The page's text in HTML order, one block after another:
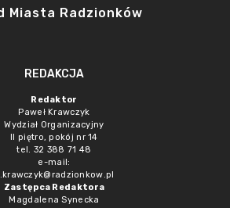
Miasta Radzionków
REDAKCJA
Redaktor
Paweł Krawczyk
Wydział Organizacyjny
II piętro, pokój nr 14
tel. 32 388 71 48
e-mail:
Zastępca Redaktora
Magdalena Synecka